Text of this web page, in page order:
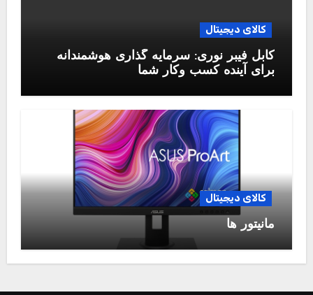
کالای دیجیتال
کابل فیبر نوری: سرمایه گذاری هوشمندانه
برای آینده کسب وکار شما
کالای دیجیتال
مانیتور ها